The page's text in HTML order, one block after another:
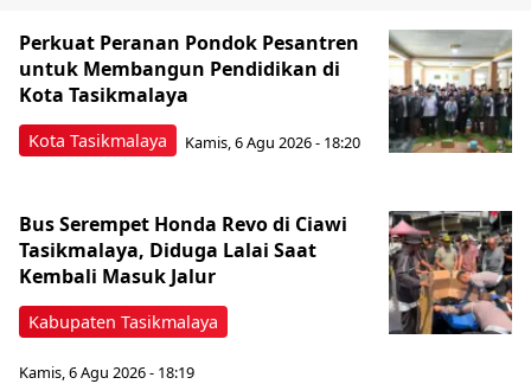
Kota Tasikmalaya
Perkuat Peranan Pondok Pesantren
untuk Membangun Pendidikan di
Kota Tasikmalaya ‎
Kamis, 6 Agu 2026 - 18:20
Kabupaten Tasikmalaya
Bus Serempet Honda Revo di Ciawi
Tasikmalaya, Diduga Lalai Saat
Kembali Masuk Jalur
Kamis, 6 Agu 2026 - 18:19